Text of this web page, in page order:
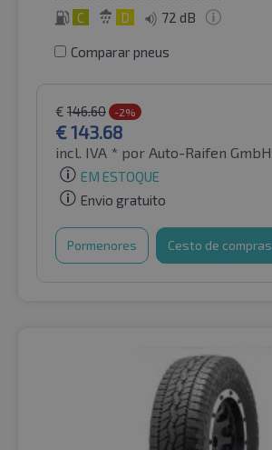
C D 72 dB
Comparar pneus
€ 146.60 -2%
€143.68
incl. IVA * por Auto-Raifen GmbH
EM ESTOQUE
Envio gratuito
Pormenores Cesto de compras